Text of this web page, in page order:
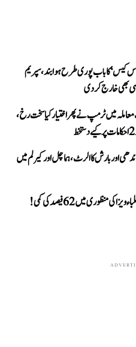
کیس‘ کا باب پوری طرح ہوا بند، سپریم
خارج کر دی
میں ٹرمپ نے پھر اختیار کیا سخت رخ،
اور بارش کا الرٹ، ہماچل اور کیرلم میں
کی منظوری میں 62 فیصد کی کمی!